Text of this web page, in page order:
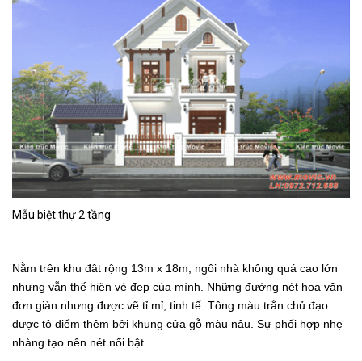
Mẫu biệt thự 2 tầng
Nằm trên khu đât rộng 13m x 18m, ngôi nhà không quá cao lớn
nhưng vẫn thể hiện vẻ đẹp của mình. Những đường nét hoa văn
đơn giản nhưng được vẽ tỉ mỉ, tinh tế. Tông màu trằn chủ đạo
được tô điểm thêm bởi khung cửa gỗ màu nâu. Sự phối hợp nhẹ
nhàng tạo nên nét nổi bật.